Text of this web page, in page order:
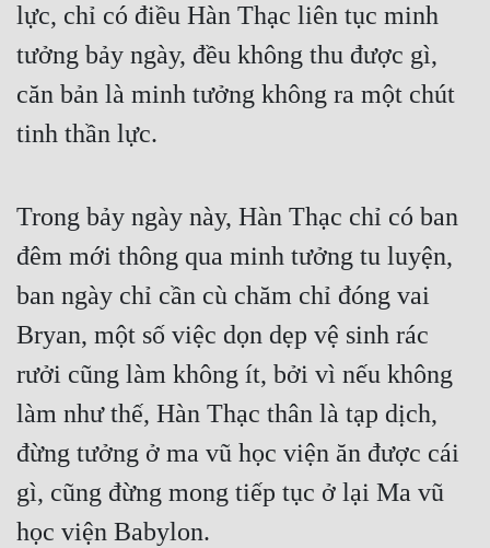
lực, chỉ có điều Hàn Thạc liên tục minh
tưởng bảy ngày, đều không thu được gì,
căn bản là minh tưởng không ra một chút
tinh thần lực.
Trong bảy ngày này, Hàn Thạc chỉ có ban
đêm mới thông qua minh tưởng tu luyện,
ban ngày chỉ cần cù chăm chỉ đóng vai
Bryan, một số việc dọn dẹp vệ sinh rác
rưởi cũng làm không ít, bởi vì nếu không
làm như thế, Hàn Thạc thân là tạp dịch,
đừng tưởng ở ma vũ học viện ăn được cái
gì, cũng đừng mong tiếp tục ở lại Ma vũ
học viện Babylon.